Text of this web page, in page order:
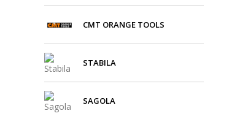
CMT ORANGE TOOLS
STABILA
SAGOLA